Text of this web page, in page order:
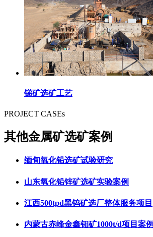
锑矿选矿工艺
PROJECT CASEs
其他金属矿选矿案例
缅甸氧化铅选矿试验研究
山东氧化铅锌矿选矿实验案例
江西500tpd黑钨矿选厂整体服务项目
内蒙古赤峰金鑫钼矿1000t/d项目案例